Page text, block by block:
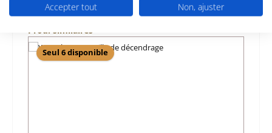
Prod. similaires
Seul 6 disponible
Accepter tout Non, ajuster